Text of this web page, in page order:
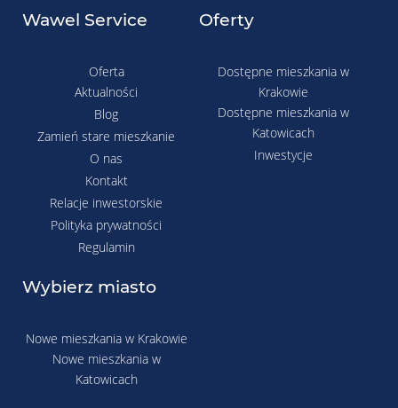
Wawel Service
Oferta
Aktualności
Blog
Zamień stare mieszkanie
O nas
Kontakt
Relacje inwestorskie
Polityka prywatności
Regulamin
Oferty
Dostępne mieszkania w
Krakowie
Dostępne mieszkania w
Katowicach
Inwestycje
Wybierz miasto
Nowe mieszkania w Krakowie
Nowe mieszkania w
Katowicach